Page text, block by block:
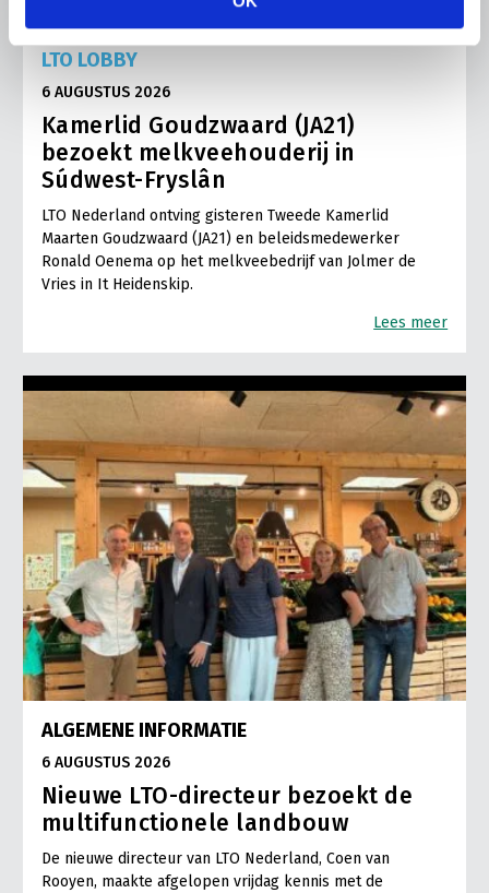
LTO LOBBY
6 AUGUSTUS 2026
Kamerlid Goudzwaard (JA21)
bezoekt melkveehouderij in
Súdwest-Fryslân
LTO Nederland ontving gisteren Tweede Kamerlid
Maarten Goudzwaard (JA21) en beleidsmedewerker
Ronald Oenema op het melkveebedrijf van Jolmer de
Vries in It Heidenskip.
Lees meer
ALGEMENE INFORMATIE
6 AUGUSTUS 2026
Nieuwe LTO-directeur bezoekt de
multifunctionele landbouw
De nieuwe directeur van LTO Nederland, Coen van
Rooyen, maakte afgelopen vrijdag kennis met de